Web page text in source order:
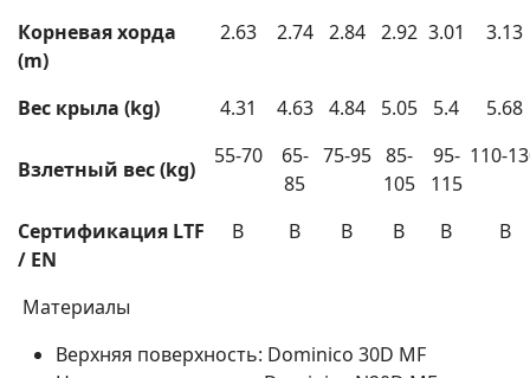
Корневая хорда
(m)
2.63 2.74 2.84 2.92 3.01 3.13
Вес крыла (kg) 4.31 4.63 4.84 5.05 5.4 5.68
Взлетный вес(kg)
55-70
65-
85
75-95 85-
105
95-
115
110-
Сертификация LTF
/ EN
B B B B B B
Материалы
Верхняя поверхность: Dominico 30D MF